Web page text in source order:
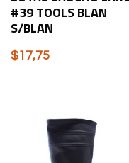
#39 TOOLS BLAN
S/BLAN
$17,75